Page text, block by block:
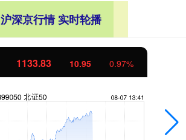
沪深京行情 实时轮播
1133.83 10.95 0.97%